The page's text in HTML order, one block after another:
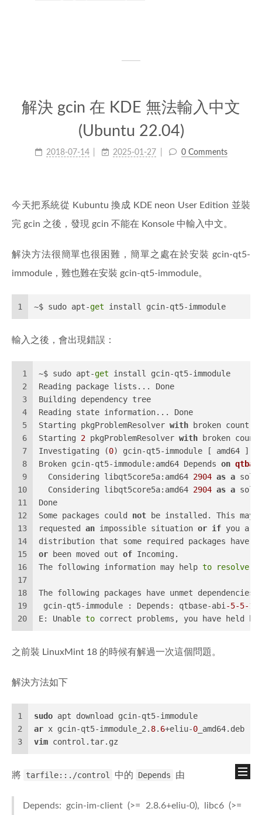
解決 gcin 在 KDE 無法輸入中文
(Ubuntu 22.04)
2018-07-14 2025-01-27 0 Comments
今天把系統從 Kubuntu 換成 KDE neon User Edition 並裝
完 gcin 之後，發現 gcin 不能在 Konsole 中輸入中文。
解決方法很簡單也很困難，簡單之處在於安裝 gcin-qt5-
immodule，難也難在安裝 gcin-qt5-immodule。
1 ~$ sudo apt-get install gcin-qt5-immodule
輸入之後，會出現錯誤：
1
2
3
4
5
6
7
8
9
10
11
12
13
14
15
16
17
18
19
20
~$ sudo apt-get install gcin-qt5-immodule
Reading package lists... Done
Building dependency tree
Reading state information... Done
Starting pkgProblemResolver with broken count:
Starting 2 pkgProblemResolver with broken
Investigating (0) gcin-qt5-immodule [ amd64 ]
Broken gcin-qt5-immodule:amd64 Depends on
  Considering libqt5core5a:amd64
2904 as a
  Considering libqt5core5a:amd64
2904 as a
Done
Some packages could not be installed. This may
requested an impossible situation or if you
distribution that some required packages have
or been moved out of Incoming.
The following information may help to resolve
The following packages have unmet dependencies:
gcin-qt5-immodule : Depends: qtbase-abi -5-5-1
E: Unable to correct problems, you have held
之前裝 LinuxMint 18 的時候有解過一次這個問題。
解決方法如下
1
2
3
sudo apt download gcin-qt5-immodule
ar x gcin-qt5-immodule_2. 8. 6+eliu-0 _amd64.deb
vim control.tar.gz
將 tarfile::./control 中的 Depends 由
Depends: gcin-im-client (>= 2.8.6+eliu-0), libc6 (>=